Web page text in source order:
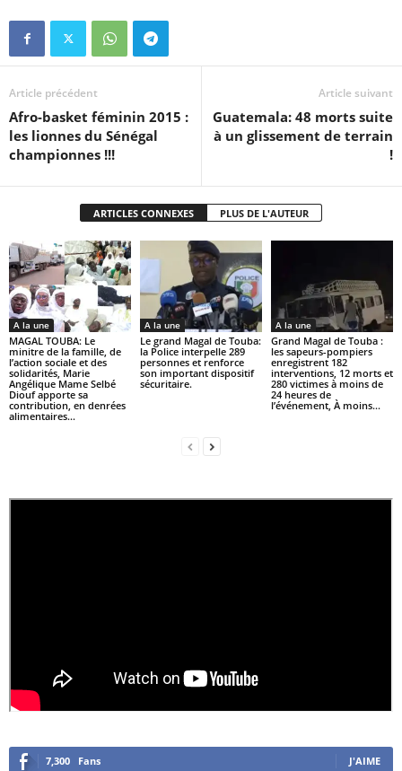
Article précédent
Afro-basket féminin 2015 :
les lionnes du Sénégal
championnes !!!
Article suivant
Guatemala: 48 morts suite
à un glissement de terrain
!
ARTICLES CONNEXES PLUS DE L'AUTEUR
A la une
MAGAL TOUBA: Le
minitre de la famille, de
l’action sociale et des
solidarités, Marie
Angélique Mame Selbé
Diouf apporte sa
contribution, en denrées
alimentaires...
A la une
Le grand Magal de Touba:
la Police interpelle 289
personnes et renforce
son important dispositif
sécuritaire.
A la une
Grand Magal de Touba :
les sapeurs-pompiers
enregistrent 182
interventions, 12 morts et
280 victimes à moins de
24 heures de
l’événement, À moins...
7,300 Fans J'AIME